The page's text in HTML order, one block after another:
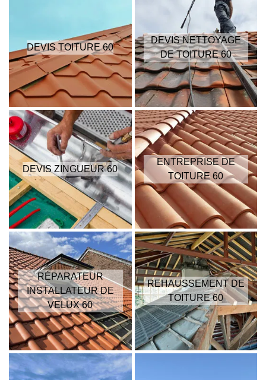
DEVIS TOITURE 60
DEVIS NETTOYAGE
DE TOITURE 60
DEVIS ZINGUEUR 60
ENTREPRISE DE
TOITURE 60
RÉPARATEUR
INSTALLATEUR DE
VELUX 60
REHAUSSEMENT DE
TOITURE 60